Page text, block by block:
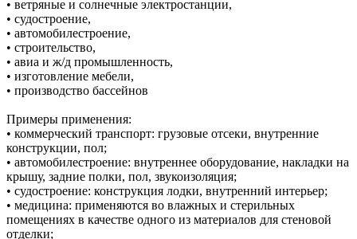
• ветряные и солнечные электростанции,
• судостроение,
• автомобилестроение,
• строительство,
• авиа и ж/д промышленность,
• изготовление мебели,
• производство бассейнов
Примеры применения:
• коммерческий транспорт: грузовые отсеки, внутренние
конструкции, пол;
• автомобилестроение: внутреннее оборудование, накладки на
крышу, задние полки, пол, звукоизоляция;
• судостроение: конструкция лодки, внутренний интерьер;
• медицина: применяются во влажных и стерильных
помещениях в качестве одного из материалов для стеновой
отделки;